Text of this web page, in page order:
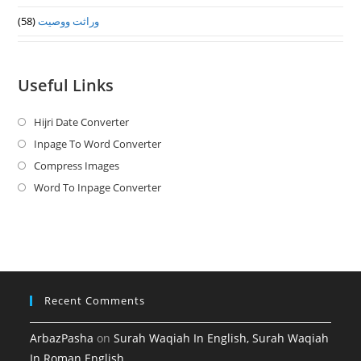
وراثت ووصيت(58)
Useful Links
Hijri Date ConverterOpens
in
new
Inpage To Word ConverterOpens
a
Compress ImagesOpens
in
Word To Inpage ConverterOpens
tab
Recent Comments
ArbazPasha onSurah Waqiah In English, Surah Waqiah